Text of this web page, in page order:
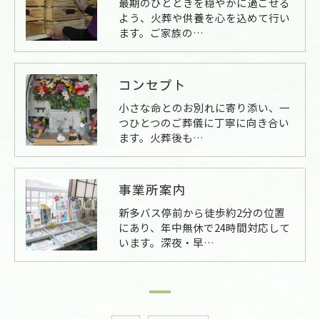
よう、火葬や供養を心を込めて行い
ます。ご家族の…
コンセプト
小さな命とのお別れに寄り添い、一
つひとつのご葬儀に丁寧に向き合い
ます。火葬後も…
事業所案内
新多バス停前から徒歩約2分の位置
にあり、年中無休で24時間対応して
います。深夜・早…